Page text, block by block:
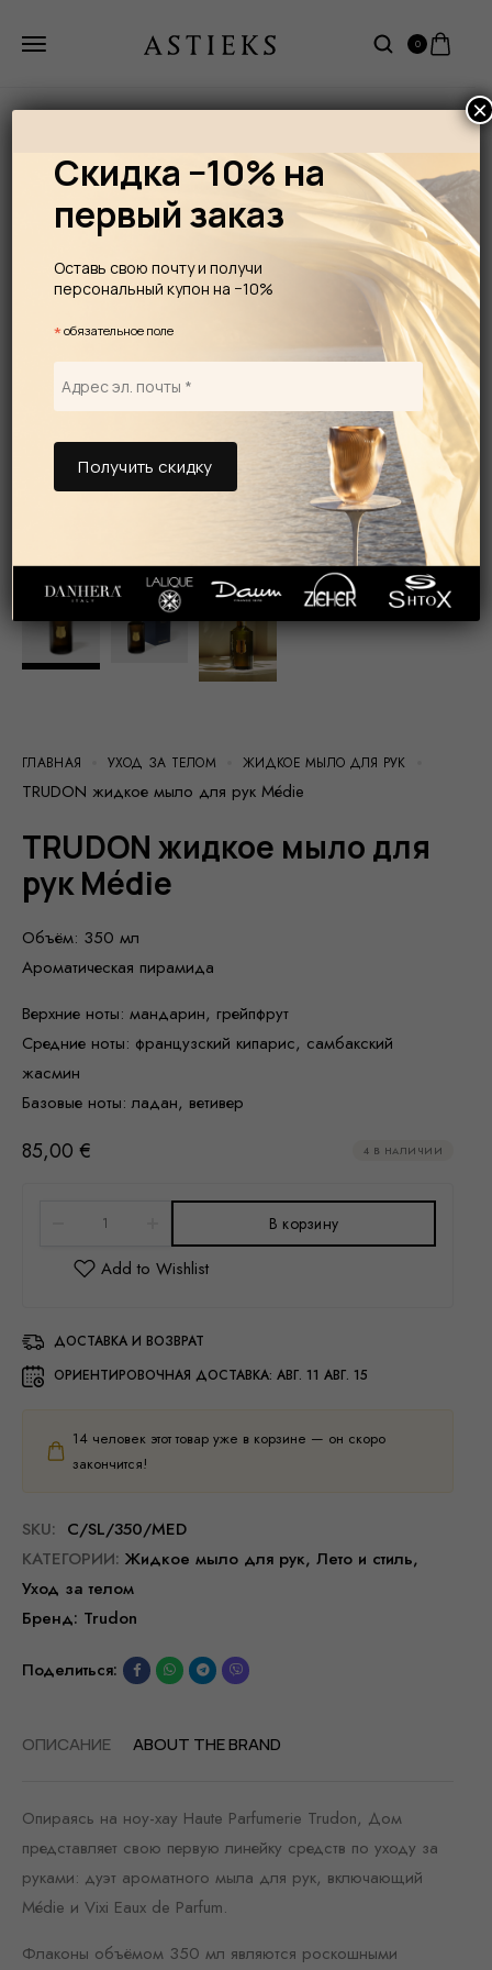
0
ГЛАВНАЯ УХОД ЗА ТЕЛОМ ЖИДКОЕ МЫЛО ДЛЯ РУК
TRUDON жидкое мыло для рук Médie
TRUDON жидкое мыло для
рук Médie
Объём: 350 мл
Ароматическая пирамида
Верхние ноты: мандарин, грейпфрут
Средние ноты: французский кипарис, самбакский
жасмин
Базовые ноты: ладан, ветивер
85,00 € 4 В НАЛИЧИИ
В корзину
ДОСТАВКА И ВОЗВРАТ
ОРИЕНТИРОВОЧНАЯ ДОСТАВКА: АВГ. 11 АВГ. 15
14 человек этот товар уже в корзине — он скоро
закончится!
SKU: C/SL/350/MED
КАТЕГОРИИ: Жидкое мыло для рук, Лето и стиль,
Уход за телом
Бренд: Trudon
Поделиться:
ОПИСАНИЕ ABOUT THE BRAND
Опираясь на ноу-хау Haute Parfumerie Trudon, Дом
представляет свою первую линейку средств по уходу за
руками: дуэт ароматного мыла для рук, включающий
Médie и Vixi Eaux de Parfum.
Флаконы объёмом 350 мл являются роскошными
Скидка −10% на
первый заказ
Оставь свою почту и получи
персональный купон на −10%
* обязательное поле
×